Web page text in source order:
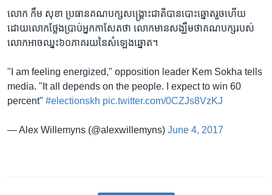
លោក កឹម សុខា ប្រធាន​គណបក្ស​សង្គ្រោះ​ជាតិ​បាន​បោះឆ្នោត​រួច​ហើយ
ដោយ​លោក​ថ្លែង​ប្រាប់​អ្នក​កាសែត​ថា លោក​មាន​សង្ឃឹម​ថា​គណបក្ស​របស់​
លោក​អាច​ឈ្នះ​៦០​ភាគ​រយ​នៃ​សំឡេង​ឆ្នោត។
"I am feeling energized," opposition leader Kem Sokha tells
media. "It all depends on the people. I expect to win 60
percent" #electionskh pic.twitter.com/0CZJs8VzKJ
— Alex Willemyns (@alexwillemyns) June 4, 2017